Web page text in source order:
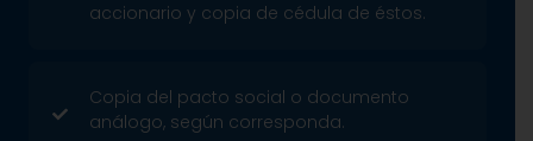
accionario y copia de cédula de éstos.
Copia del pacto social o documento
análogo, según corresponda.